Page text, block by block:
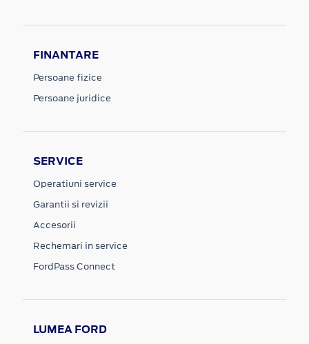
FINANTARE
Persoane fizice
Persoane juridice
SERVICE
Operatiuni service
Garantii si revizii
Accesorii
Rechemari in service
FordPass Connect
LUMEA FORD